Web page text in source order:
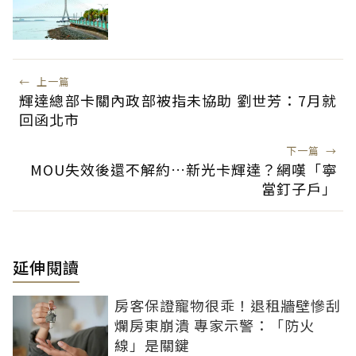
← 上一篇
輝達總部卡關內政部被指未協助 劉世芳：7月就
回函北市
下一篇 →
MOU失效後還不解約…新光卡輝達？網嘆「寧
當釘子戶」
延伸閱讀
房客保證寵物很乖！退租牆壁慘刮
爛房東崩潰 專家示警：「防火
線」是關鍵